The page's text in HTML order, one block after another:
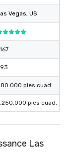
Vegas, US
pies cuad.
pies cuad.
Las